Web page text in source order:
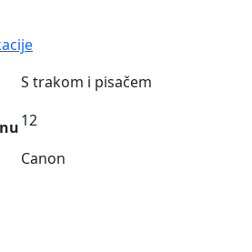
S trakom i pisačem
12
Canon